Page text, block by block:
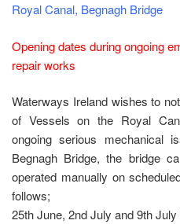
Royal Canal, Begnagh Bridge
Opening dates during ongoing
repair works
Waterways Ireland wishes to
of Vessels on the Royal
ongoing serious mechanical
Begnagh Bridge, the bridge
operated manually on
follows;
25th June, 2nd July and 9th July